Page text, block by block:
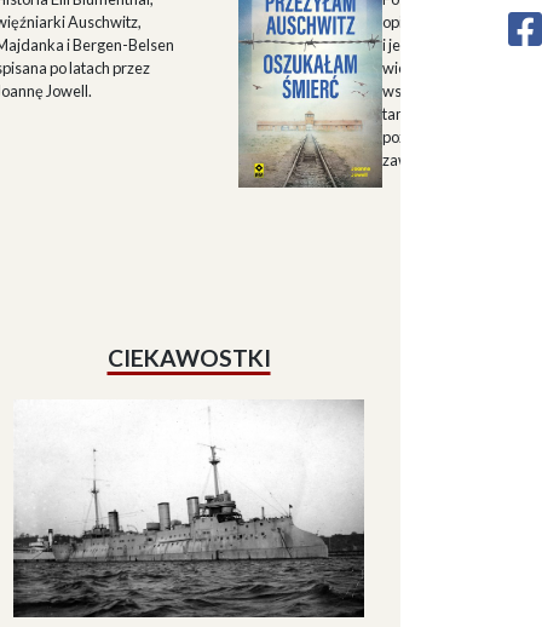
Auschwitz,
i Bergen-Belsen
po latach przez
Jowell.
opisu historii Górnego
i jego mieszkańców w
wieku oraz zapisu
wspomnień
tamtych terenów, które
pozwalają lepiej
zawiłe koleje losu
CIEKAWOSTKI